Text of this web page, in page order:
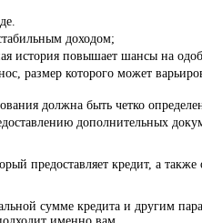
доходом;
история повышает шансы на
размер которого может
должна быть четко
дополнительных
предоставляет кредит, а
сумме кредита и другим